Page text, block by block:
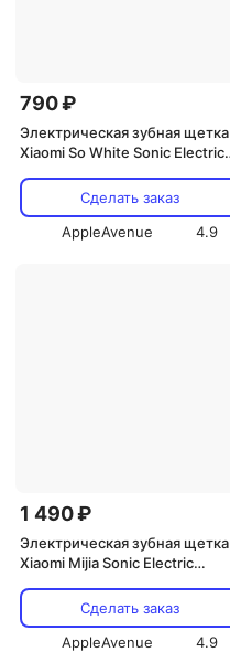
790 ₽
Электрическая зубная щетка
Xiaomi So White Sonic Electric
Сделать заказ
AppleAvenue
4.9
1 490 ₽
Электрическая зубная щетка
Xiaomi Mijia Sonic Electric
Сделать заказ
AppleAvenue
4.9